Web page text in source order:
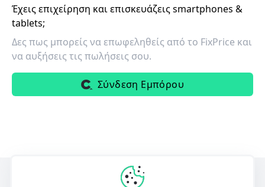
Έχεις επιχείρηση και επισκευάζεις smartphones &
tablets;
Δες πως μπορείς να επωφεληθείς από το FixPrice και
να αυξήσεις τις πωλήσεις σου.
Σύνδεση Εμπόρου